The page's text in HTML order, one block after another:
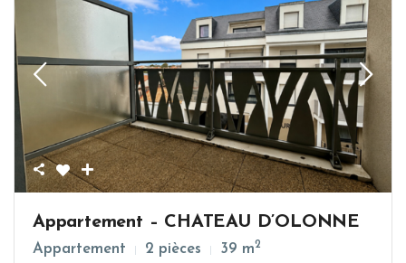
Appartement – CHATEAU D’OLONNE
Appartement 2 pièces 39 m2